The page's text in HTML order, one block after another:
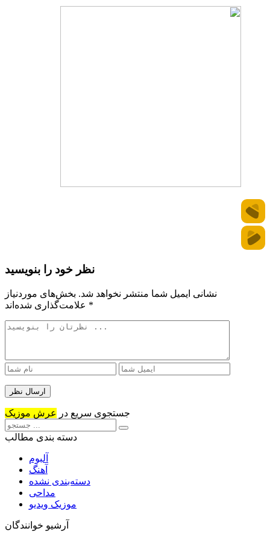
نظر خود را بنویسید
نشانی ایمیل شما منتشر نخواهد شد. بخش‌های موردنیاز
*
جستجوی سریع در عرش موزیک
دسته بندی مطالب
آلبوم
آهنگ
دسته‌بندی نشده
مداحی
موزیک ویدیو
آرشیو خوانندگان